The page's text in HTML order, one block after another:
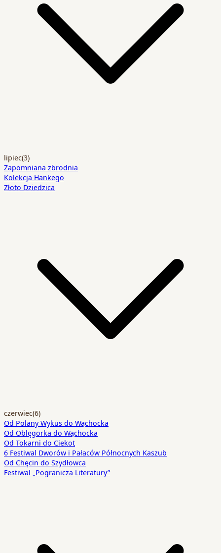
lipiec(3)
Zapomniana zbrodnia
Kolekcja Hankego
Złoto Dziedzica
czerwiec(6)
Od Polany Wykus do Wąchocka
Od Oblęgorka do Wąchocka
Od Tokarni do Ciekot
6 Festiwal Dworów i Pałaców Północnych Kaszub
Od Chęcin do Szydłowca
Festiwal „Pogranicza Literatury”